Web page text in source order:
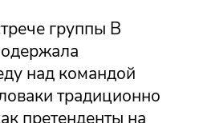
группы B
над командой
традиционно